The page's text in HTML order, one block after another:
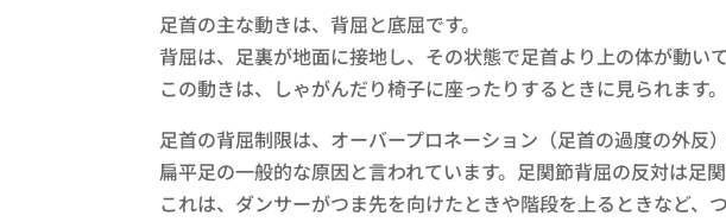
足首の主な動きは、背屈と底屈です。
背屈は、足裏が地面に接地し、その状態で足首より上の体が動い
この動きは、しゃがんだり椅子に座ったりするときに見られます。
足首の背屈制限は、オーバープロネーション（足首の過度の外反
扁平足の一般的な原因と言われています。足関節背屈の反対は足関
これは、ダンサーがつま先を向けたときや階段を上るときなど、